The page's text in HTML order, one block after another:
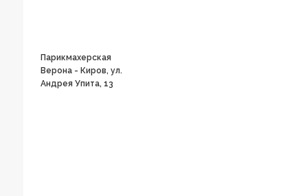
Парикмахерская
Верона - Киров, ул.
Андрея Упита, 13